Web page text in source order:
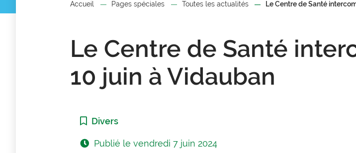
Accueil Pages spéciales Toutes les actualités Le Centre de Santé
Le Centre de Santé
10 juin à Vidauban
Catégorie :
Divers
Publié levendredi 7 juin 2024